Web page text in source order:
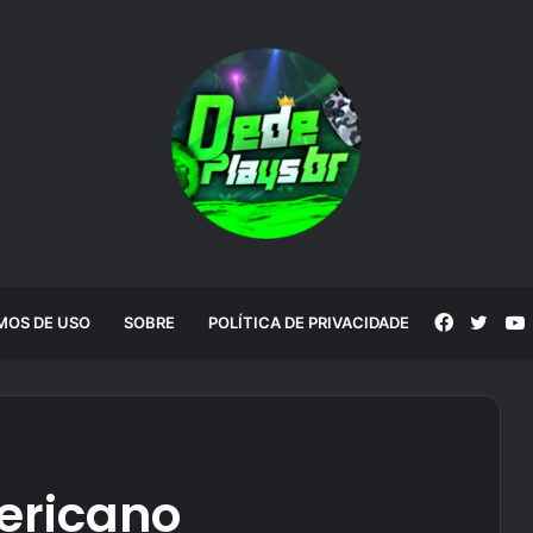
DE USO SOBRE POLÍTICA DE PRIVACIDADE Facebook